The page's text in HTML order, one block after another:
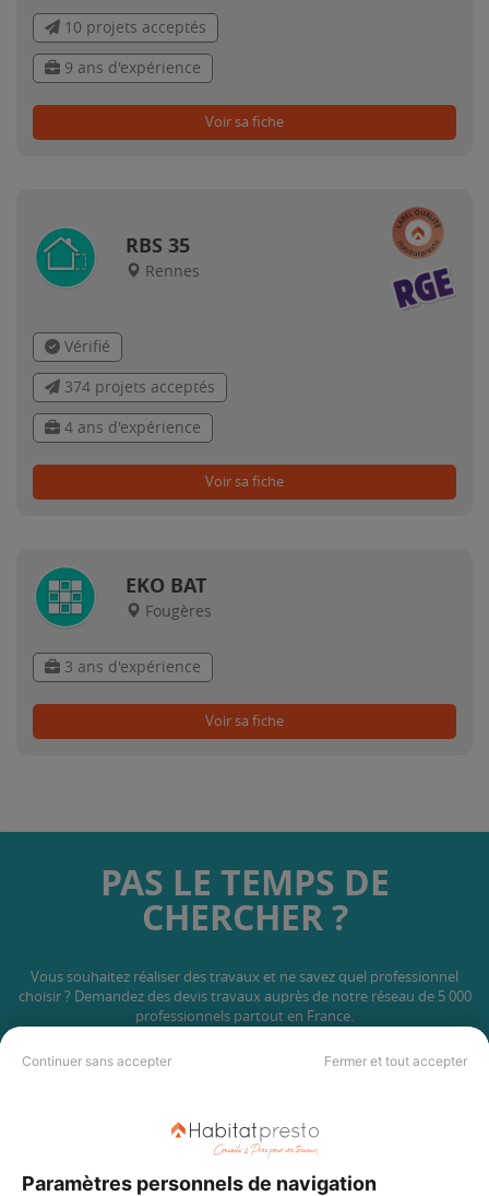
Continuer sans accepter Fermer et tout accepter
Paramètres personnels de navigation
10 projets acceptés
9 ans d'expérience
Voir sa fiche
RBS 35
Rennes
Vérifié
374 projets acceptés
4 ans d'expérience
Voir sa fiche
EKO BAT
Fougères
3 ans d'expérience
Voir sa fiche
PAS LE TEMPS DE
CHERCHER ?
Vous souhaitez réaliser des travaux et ne savez quel professionnel
choisir ? Demandez des devis travaux auprès de notre réseau de 5 000
professionnels partout en France.
DEMANDER UN DEVIS